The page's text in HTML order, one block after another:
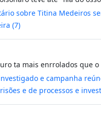
sobre Titina Medeiros
(7)
ta mais enrrolados que
e campanha
e de processos e